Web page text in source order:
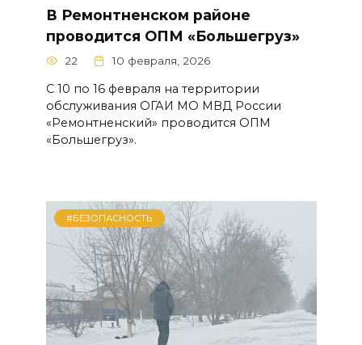
В Ремонтненском районе
проводится ОПМ «Большегруз»
22 10 февраля, 2026
С 10 по 16 февраля на территории
обслуживания ОГАИ МО МВД России
«Ремонтненский» проводится ОПМ
«Большегруз».
#БЕЗОПАСНОСТЬ